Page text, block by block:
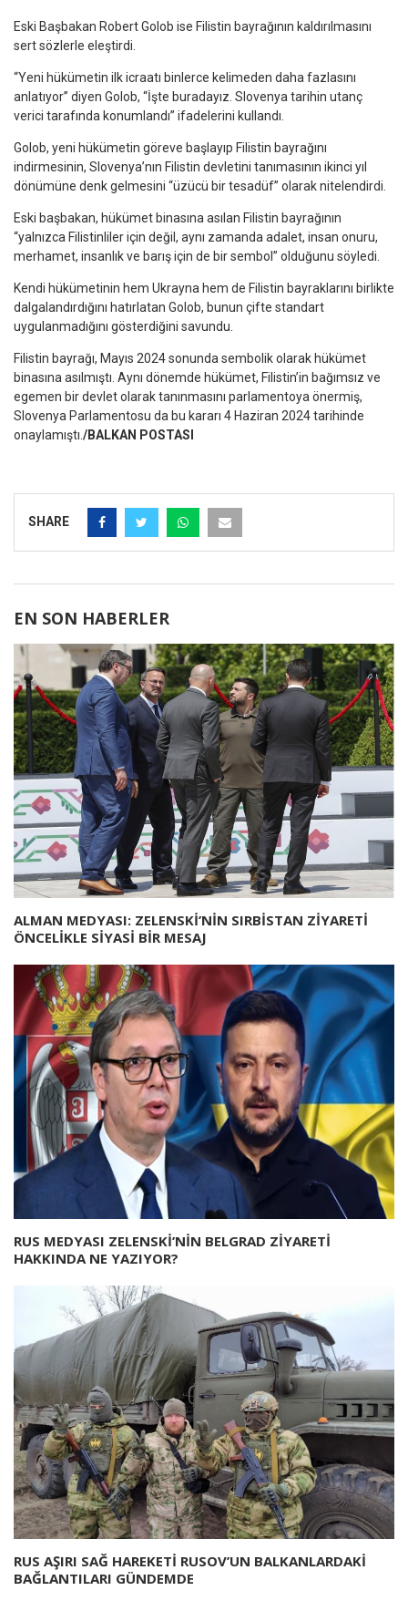
Eski Başbakan Robert Golob ise Filistin bayrağının kaldırılmasını
sert sözlerle eleştirdi.
“Yeni hükümetin ilk icraatı binlerce kelimeden daha fazlasını
anlatıyor” diyen Golob, “İşte buradayız. Slovenya tarihin utanç
verici tarafında konumlandı” ifadelerini kullandı.
Golob, yeni hükümetin göreve başlayıp Filistin bayrağını
indirmesinin, Slovenya’nın Filistin devletini tanımasının ikinci yıl
dönümüne denk gelmesini “üzücü bir tesadüf” olarak nitelendirdi.
Eski başbakan, hükümet binasına asılan Filistin bayrağının
“yalnızca Filistinliler için değil, aynı zamanda adalet, insan onuru,
merhamet, insanlık ve barış için de bir sembol” olduğunu söyledi.
Kendi hükümetinin hem Ukrayna hem de Filistin bayraklarını birlikte
dalgalandırdığını hatırlatan Golob, bunun çifte standart
uygulanmadığını gösterdiğini savundu.
Filistin bayrağı, Mayıs 2024 sonunda sembolik olarak hükümet
binasına asılmıştı. Aynı dönemde hükümet, Filistin’in bağımsız ve
egemen bir devlet olarak tanınmasını parlamentoya önermiş,
Slovenya Parlamentosu da bu kararı 4 Haziran 2024 tarihinde
onaylamıştı./BALKAN POSTASI
SHARE
EN SON HABERLER
ALMAN MEDYASI: ZELENSKİ’NİN SIRBİSTAN ZİYARETİ
ÖNCELİKLE SİYASİ BİR MESAJ
RUS MEDYASI ZELENSKİ’NİN BELGRAD ZİYARETİ
HAKKINDA NE YAZIYOR?
RUS AŞIRI SAĞ HAREKETİ RUSOV’UN BALKANLARDAKİ
BAĞLANTILARI GÜNDEMDE